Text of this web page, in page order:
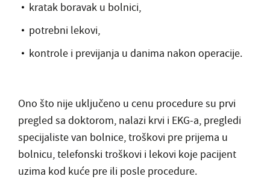
kratak boravak u bolnici,
potrebni lekovi,
kontrole i previjanja u danima nakon operacije.
Ono što nije uključeno u cenu procedure su prvi
pregled sa doktorom, nalazi krvi i EKG-a, pregledi
specijaliste van bolnice, troškovi pre prijema u
bolnicu, telefonski troškovi i lekovi koje pacijent
uzima kod kuće pre ili posle procedure.